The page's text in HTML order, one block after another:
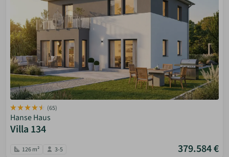
(65)
Hanse Haus
Villa 134
126 m² 3-5 379.584 €